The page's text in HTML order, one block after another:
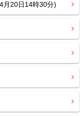
月20日14時30分)